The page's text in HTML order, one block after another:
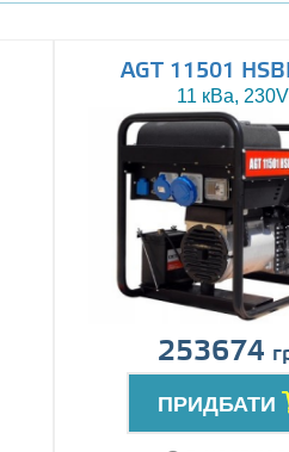
AGT 11501
11 кВа, 230V
253674
ПРИДБАТИ